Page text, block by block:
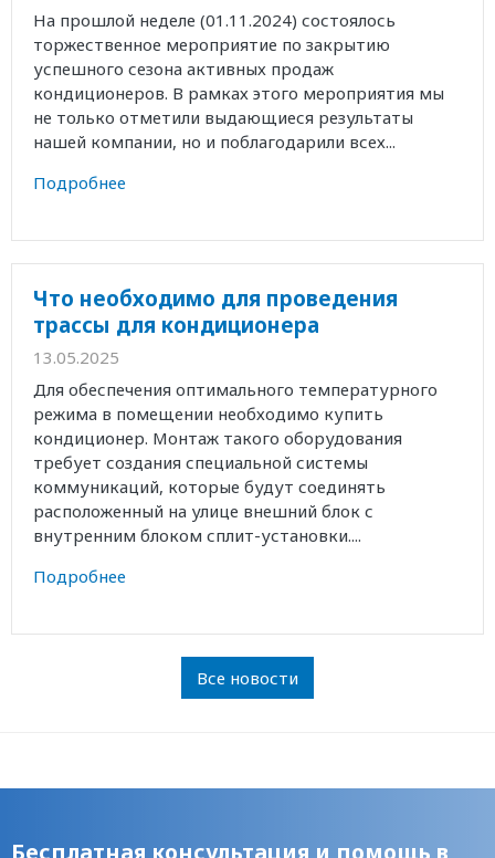
На прошлой неделе (01.11.2024) состоялось
торжественное мероприятие по закрытию
успешного сезона активных продаж
кондиционеров. В рамках этого мероприятия мы
не только отметили выдающиеся результаты
нашей компании, но и поблагодарили всех...
Подробнее
Что необходимо для проведения
трассы для кондиционера
13.05.2025
Для обеспечения оптимального температурного
режима в помещении необходимо купить
кондиционер. Монтаж такого оборудования
требует создания специальной системы
коммуникаций, которые будут соединять
расположенный на улице внешний блок с
внутренним блоком сплит-установки....
Подробнее
Все новости
Бесплатная консультация и помощь в